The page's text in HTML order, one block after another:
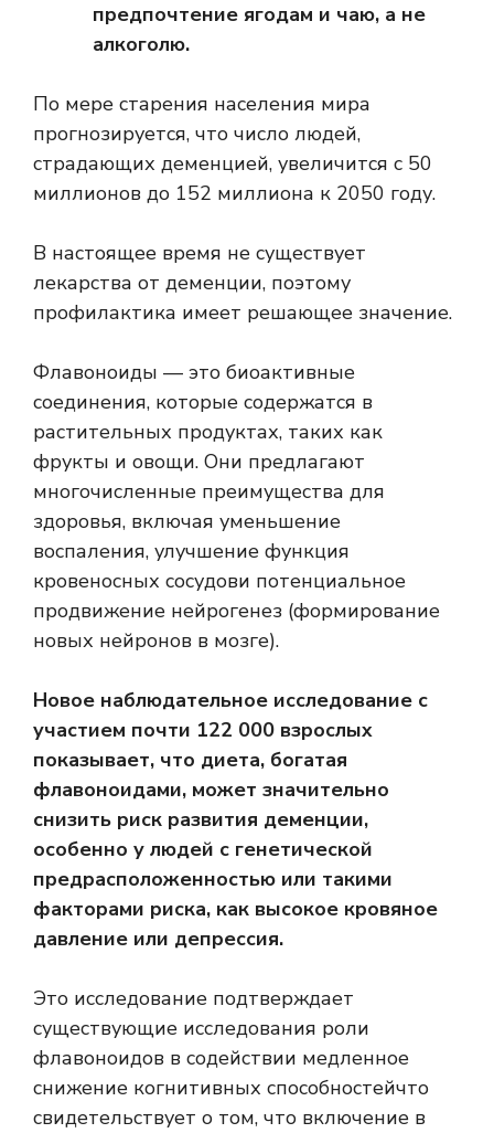
предпочтение ягодам и чаю, а не
алкоголю.
По мере старения населения мира
прогнозируется, что число людей,
страдающих деменцией, увеличится с 50
миллионов до 152 миллиона к 2050 году.
В настоящее время не существует
лекарства от деменции, поэтому
профилактика имеет решающее значение.
Флавоноиды — это биоактивные
соединения, которые содержатся в
растительных продуктах, таких как
фрукты и овощи. Они предлагают
многочисленные преимущества для
здоровья, включая уменьшение
воспаления, улучшение функция
кровеносных сосудови потенциальное
продвижение нейрогенез (формирование
новых нейронов в мозге).
Новое наблюдательное исследование с
участием почти 122 000 взрослых
показывает, что диета, богатая
флавоноидами, может значительно
снизить риск развития деменции,
особенно у людей с генетической
предрасположенностью или такими
факторами риска, как высокое кровяное
давление или депрессия.
Это исследование подтверждает
существующие исследования роли
флавоноидов в содействии медленное
снижение когнитивных способностейчто
свидетельствует о том, что включение в